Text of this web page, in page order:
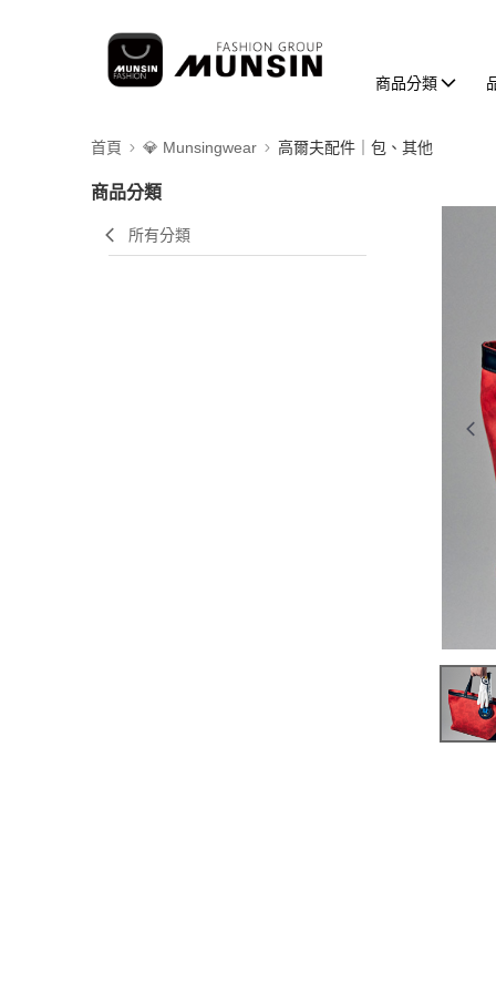
商品分類
首頁 💎 Munsingwear 高爾夫配件｜包、其他
商品分類
所有分類